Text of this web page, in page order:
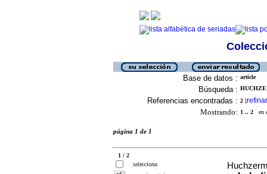
Base de datos : article
Búsqueda :
Referencias encontradas : 2 [refinar
Mostrando: 1 .. 2 en
página 1 de 1
1 / 2
selecciona